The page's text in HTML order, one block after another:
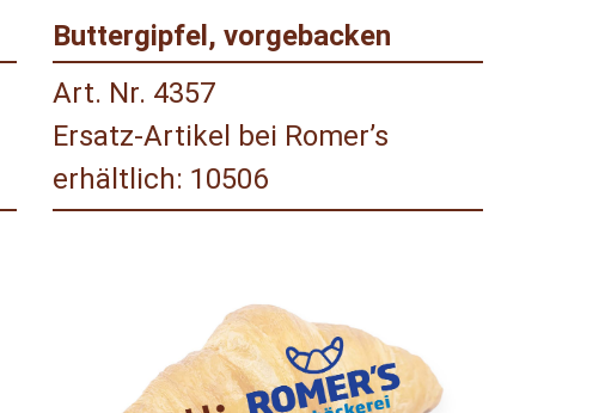
Buttergipfel, vorgebacken
Art. Nr. 4357
Ersatz-Artikel bei Romer’s
erhältlich: 10506